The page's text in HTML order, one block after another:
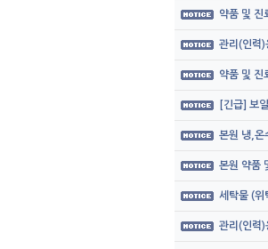
약품 및 진
관리(인력)
약품 및 진
[긴급] 보
본원 냉,온
본원 약품
세탁물 (위
관리(인력)